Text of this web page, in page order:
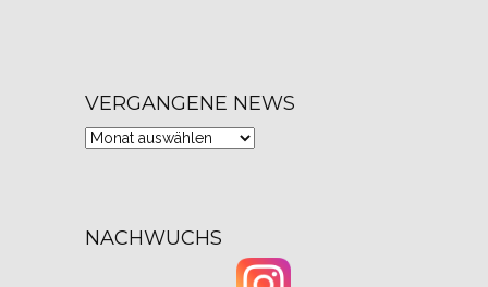
VERGANGENE NEWS
Vergangene
NACHWUCHS